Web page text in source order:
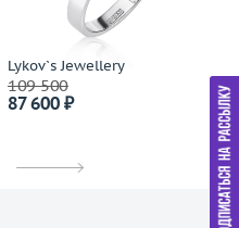
Lykov`s Jewellery
109 500
87 600 ₽